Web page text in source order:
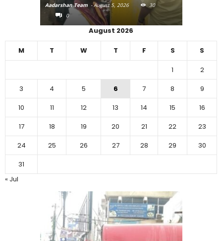
Aadarshan Team - August 4, 2026
44
0
August 2026
M T W T F S S
1
2
3
4 5 6 7 8
9
10
11 12 13 14 15
16
17
18 19 20 21 22
23
24
25 26 27 28 29
30
31
« Jul